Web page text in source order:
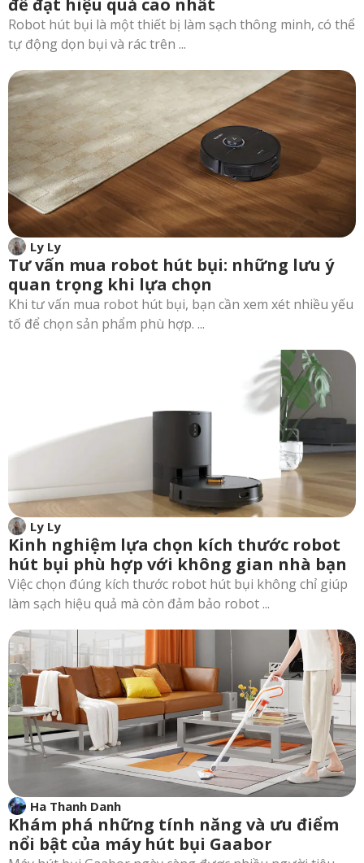
để đạt hiệu quả cao nhất
Robot hút bụi là một thiết bị làm sạch thông minh, có thể
tự động dọn bụi và rác trên ...
Ly Ly
Tư vấn mua robot hút bụi: những lưu ý
quan trọng khi lựa chọn
Khi tư vấn mua robot hút bụi, bạn cần xem xét nhiều yếu
tố để chọn sản phẩm phù hợp. ...
Ly Ly
Kinh nghiệm lựa chọn kích thước robot
hút bụi phù hợp với không gian nhà bạn
Việc chọn đúng kích thước robot hút bụi không chỉ giúp
làm sạch hiệu quả mà còn đảm bảo robot ...
Ha Thanh Danh
Khám phá những tính năng và ưu điểm
nổi bật của máy hút bụi Gaabor